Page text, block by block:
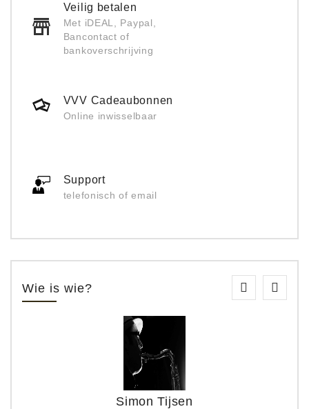
Veilig betalen
Met iDEAL, Paypal,
Bancontact of
bankoverschrijving
VVV Cadeaubonnen
Online inwisselbaar
Support
telefonisch of email
Wie is wie?
Simon Tijsen